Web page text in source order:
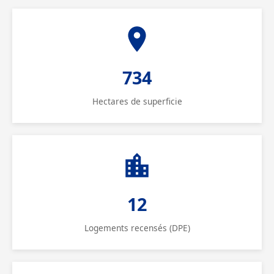
734
Hectares de superficie
12
Logements recensés (DPE)